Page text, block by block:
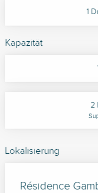
1
Kapazität
2
Lokalisierung
Résidence